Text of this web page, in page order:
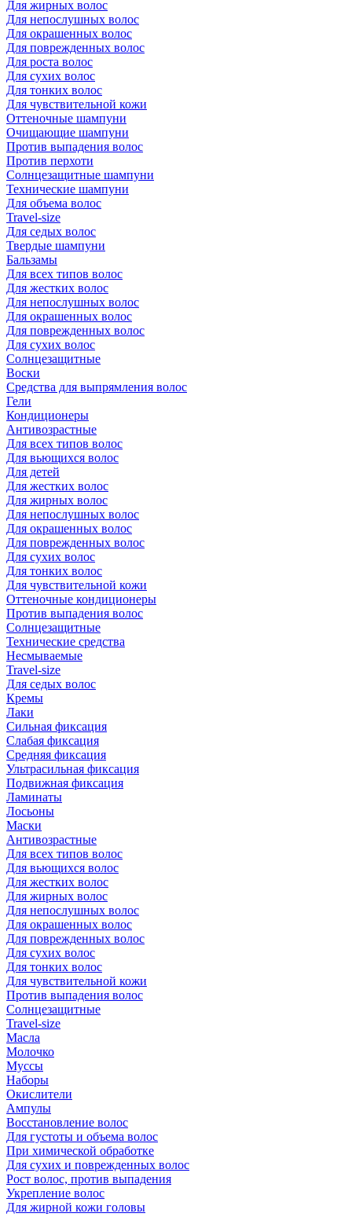
Для жирных волос
Для непослушных волос
Для окрашенных волос
Для поврежденных волос
Для роста волос
Для сухих волос
Для тонких волос
Для чувствительной кожи
Оттеночные шампуни
Очищающие шампуни
Против выпадения волос
Против перхоти
Солнцезащитные шампуни
Технические шампуни
Для объема волос
Travel-size
Для седых волос
Твердые шампуни
Бальзамы
Для всех типов волос
Для жестких волос
Для непослушных волос
Для окрашенных волос
Для поврежденных волос
Для сухих волос
Солнцезащитные
Воски
Средства для выпрямления волос
Гели
Кондиционеры
Антивозрастные
Для всех типов волос
Для вьющихся волос
Для детей
Для жестких волос
Для жирных волос
Для непослушных волос
Для окрашенных волос
Для поврежденных волос
Для сухих волос
Для тонких волос
Для чувствительной кожи
Оттеночные кондиционеры
Против выпадения волос
Солнцезащитные
Технические средства
Несмываемые
Travel-size
Для седых волос
Кремы
Лаки
Сильная фиксация
Слабая фиксация
Средняя фиксация
Ультрасильная фиксация
Подвижная фиксация
Ламинаты
Лосьоны
Маски
Антивозрастные
Для всех типов волос
Для вьющихся волос
Для жестких волос
Для жирных волос
Для непослушных волос
Для окрашенных волос
Для поврежденных волос
Для сухих волос
Для тонких волос
Для чувствительной кожи
Против выпадения волос
Солнцезащитные
Travel-size
Масла
Молочко
Муссы
Наборы
Окислители
Ампулы
Восстановление волос
Для густоты и объема волос
При химической обработке
Для сухих и поврежденных волос
Рост волос, против выпадения
Укрепление волос
Для жирной кожи головы